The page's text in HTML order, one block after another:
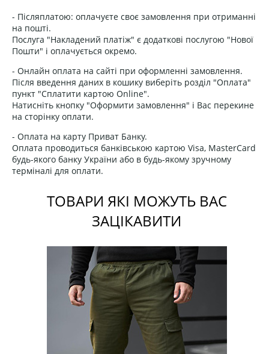
- Післяплатою: оплачуєте своє замовлення при отриманні
на пошті.
Послуга "Накладений платіж" є додаткові послугою "Нової
Пошти" і оплачується окремо.
- Онлайн оплата на сайті при оформленні замовлення.
Після введення даних в кошику виберіть розділ "Оплата"
пункт "Сплатити картою Online".
Натисніть кнопку "Оформити замовлення" і Вас перекине
на сторінку оплати.
- Оплата на карту Приват Банку.
Оплата проводиться банківською картою Visa, MasterCard
будь-якого банку України або в будь-якому зручному
терміналі для оплати.
ТОВАРИ ЯКІ МОЖУТЬ ВАС
ЗАЦІКАВИТИ